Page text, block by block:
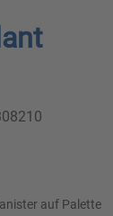
auf Palette